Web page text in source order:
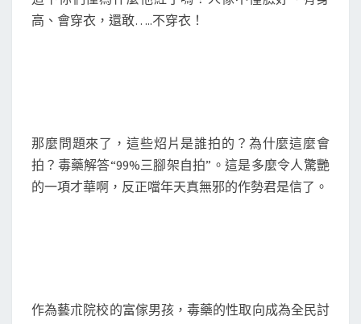
高、會穿衣，還敢…..不穿衣！
那麼問題來了，這些炤片是誰拍的？為什麼這麼會
拍？毒藥解答“99%三腳架自拍”。這是多麼令人驚艷
的一項才華啊，反正噹年天真無邪的作勢君是信了。
作為藝朮院校的富傢男孩，毒藥的性取向成為全民討